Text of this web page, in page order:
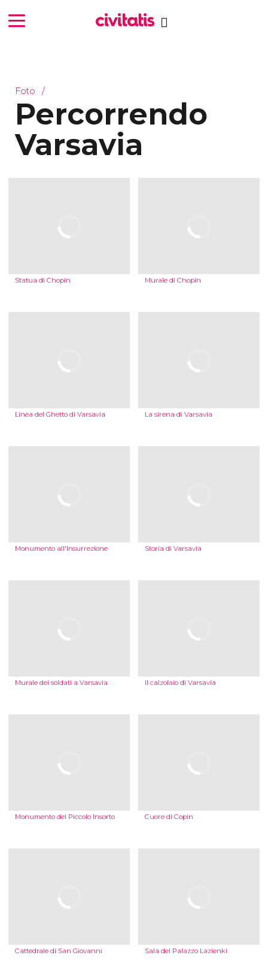
Foto
Percorrendo
Varsavia
Statua di Chopin Murale di Chopin
Linea del Ghetto di Varsavia La sirena di Varsavia
Monumento all'Insurrezione Storia di Varsavia
Murale dei soldati a Varsavia Il calzolaio di Varsavia
Monumento del Piccolo Insorto Cuore di Copin
Cattedrale di San Giovanni Sala del Palazzo Lazienki